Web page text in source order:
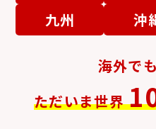
九州
沖
海外で
ただいま世界